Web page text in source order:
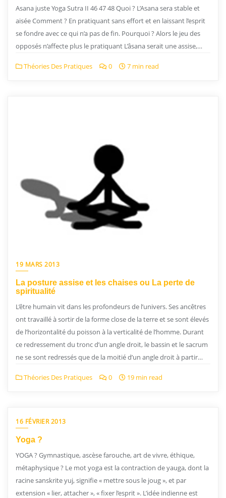
Asana juste Yoga Sutra II 46 47 48 Quoi ? L’Asana sera stable et
aisée Comment ? En pratiquant sans effort et en laissant l’esprit
se fondre avec ce qui n’a pas de fin. Pourquoi ? Alors le jeu des
opposés n’affecte plus le pratiquant L’âsana serait une assise,…
Théories Des Pratiques 0 7 min read
19 MARS 2013
La posture assise et les chaises ou La perte de
spiritualité
L’être humain vit dans les profondeurs de l’univers. Ses ancêtres
ont travaillé à sortir de la forme close de la terre et se sont élevés
de l’horizontalité du poisson à la verticalité de l’homme. Durant
ce redressement du tronc d’un angle droit, le bassin et le sacrum
ne se sont redressés que de la moitié d’un angle droit à partir…
Théories Des Pratiques 0 19 min read
16 FÉVRIER 2013
Yoga ?
YOGA ? Gymnastique, ascèse farouche, art de vivre, éthique,
métaphysique ? Le mot yoga est la contraction de yauga, dont la
racine sanskrite yuj, signifie « mettre sous le joug », et par
extension « lier, attacher », « fixer l’esprit ». L’idée indienne est